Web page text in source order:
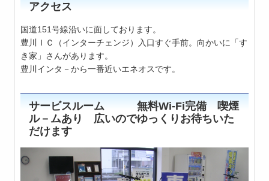
アクセス
国道151号線沿いに面しております。
豊川ＩＣ（インターチェンジ）入口すぐ手前。向かいに「す
き家」さんがあります。
豊川インタ－から一番近いエネオスです。
サービスルーム 無料Wi-Fi完備 喫煙
ル－ムあり 広いのでゆっくりお待ちいた
だけます